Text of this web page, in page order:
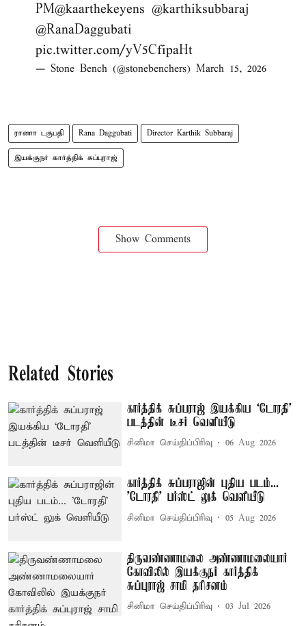
PM@kaarthekeyens @karthiksubbaraj
@RanaDaggubati
pic.twitter.com/yV5CfipaHt
— Stone Bench (@stonebenchers) March 15, 2026
ராணா டகுபதி Rana Daggubati Director Karthik Subbaraj
இயக்குநர் கார்த்திக் சுப்புராஜ்
Show Comments
Related Stories
கார்த்திக் சுப்பராஜ் இயக்கிய `டோரதி'
படத்தின் டீசர் வெளியீடு
சினிமா செய்திப்பிரிவு 06 Aug 2026
கார்த்திக் சுப்பராஜின் புதிய படம்...
'டோரதி' பர்ஸ்ட் லுக் வெளியீடு
சினிமா செய்திப்பிரிவு 05 Aug 2026
திருவண்ணாமலை அண்ணாமலையார்
கோவிலில் இயக்குநர் கார்த்திக்
சுப்புராஜ் சாமி தரிசனம்
சினிமா செய்திப்பிரிவு 03 Jul 2026